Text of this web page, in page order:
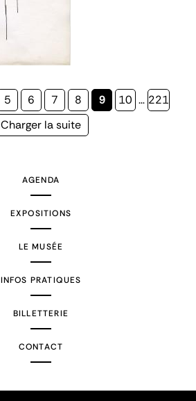
Page
5 Page
6 Page
7 Page
8
Page
9 Page
10 … Page
221
Page
Charger la suite
AGENDA
EXPOSITIONS
LE MUSÉE
INFOS PRATIQUES
BILLETTERIE
CONTACT